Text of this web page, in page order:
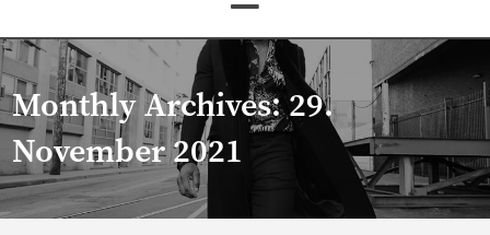
Monthly Archives:29.
November 2021